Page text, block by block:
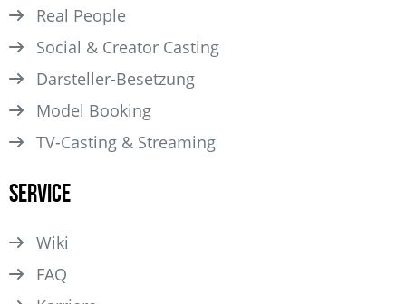
Real People
Social & Creator Casting
Darsteller­-Besetzung
Model Booking
TV-Casting & Streaming
Service
Wiki
FAQ